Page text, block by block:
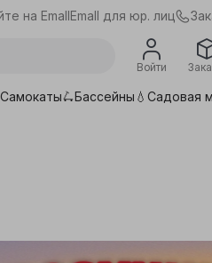
на EmallEmall для юр. лиц
Войти
Самокаты🛴Бассейны💧 Садовая